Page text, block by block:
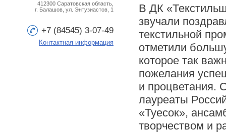
412300 Саратовская область,
г. Балашов, ул. Энтузиастов, 1
+7 (84545) 3-07-49
Контактная информация
В ДК
звучали
текстильной
отметили
которое так
пожелания
и процветания.
лауреаты
«Туесок»,
творчеством и